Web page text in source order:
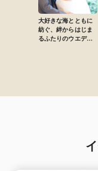
大好きな海とともに
紡ぐ、絆からはじま
るふたりのウエディ